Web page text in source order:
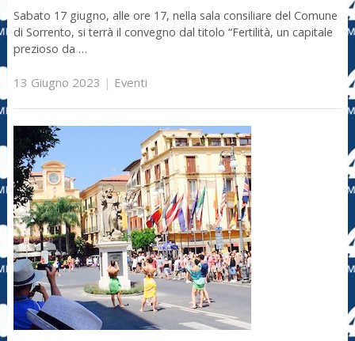
Sabato 17 giugno, alle ore 17, nella sala consiliare del Comune
di Sorrento, si terrà il convegno dal titolo “Fertilità, un capitale
prezioso da …
13 Giugno 2023 | Eventi